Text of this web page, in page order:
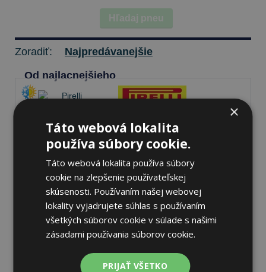
Hľadaj pneu
Zoradiť:
Najpredávanejšie
Od najlacnejšieho
Pirelli SCORPION ALL
SEASON SF3
265/60 R18 114 V
Celoročné
Nie je skladom Sledovať naskladnenie
163,74 €
×
Táto webová lokalita
používa súbory cookie.
Táto webová lokalita používa súbory
cookie na zlepšenie používateľskej
skúsenosti. Používaním našej webovej
lokality vyjadrujete súhlas s používaním
všetkých súborov cookie v súlade s našimi
zásadami používania súborov cookie.
PRIJAŤ VŠETKO